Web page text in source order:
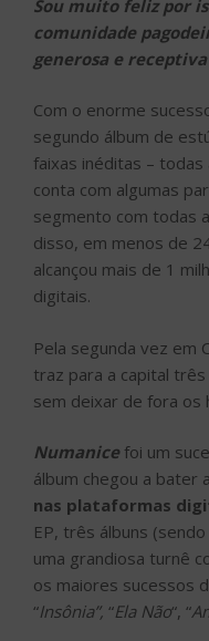
Sou muito feliz por
comunidade
generosa e
Com o enorme
segundo álbum de
faixas inéditas – todas
conta com algumas
segmento com todas
disso, em menos de
alcançou mais de 1
digitais.
Pela segunda vez em
traz para a capital
sem deixar de fora os
Numanice foi um
álbum chegou a bater
nas plataformas
EP, três álbuns
uma grandiosa turnê
os maiores sucessos
“Insônia”, “Ela Não“, “